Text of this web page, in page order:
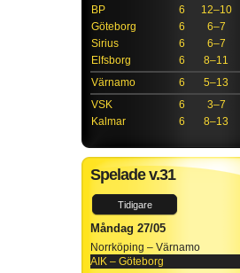
BP
6 12–10
Göteborg
6 6–7
Sirius
6 6–7
Elfsborg
6 8–11
Värnamo
6 5–13
VSK
6 3–7
Kalmar
6 8–13
Spelade v.31
Tidigare
Måndag 27/05
Norrköping – Värnamo
AIK – Göteborg